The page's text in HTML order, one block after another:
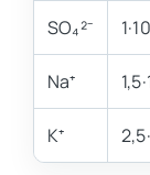
SO₄²⁻
Na⁺
K⁺